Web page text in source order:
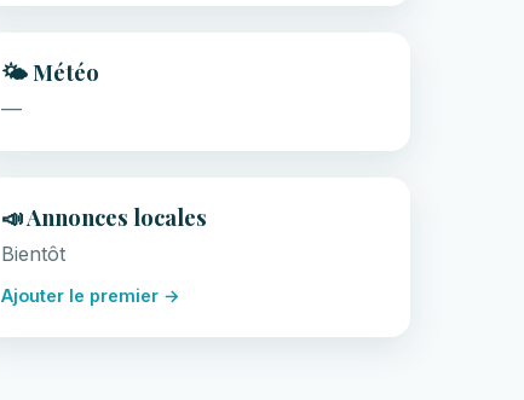
🌤️ Météo
—
📣 Annonces locales
Bientôt
Ajouter le premier →